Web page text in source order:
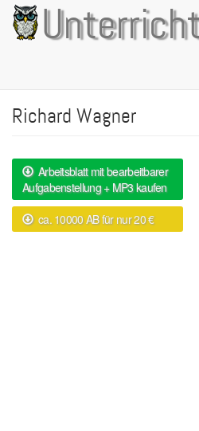
Direkt
zum
Inhalt
Richard Wagner
Arbeitsblatt mit bearbeitbarer
Aufgabenstellung + MP3 kaufen
ca. 10000 AB für nur 20 €